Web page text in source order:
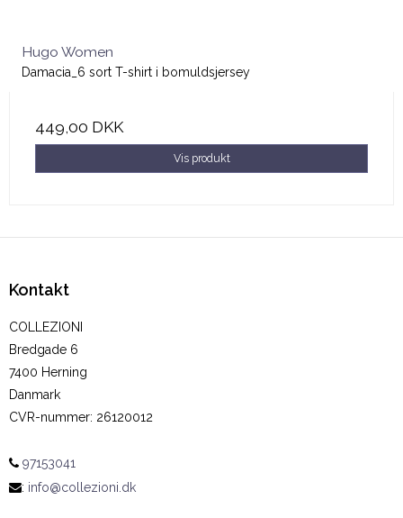
Hugo Women
Damacia_6 sort T-shirt i bomuldsjersey
449,00 DKK
Vis produkt
Kontakt
COLLEZIONI
Bredgade 6
7400 Herning
Danmark
CVR-nummer: 26120012
97153041
: info@collezioni.dk